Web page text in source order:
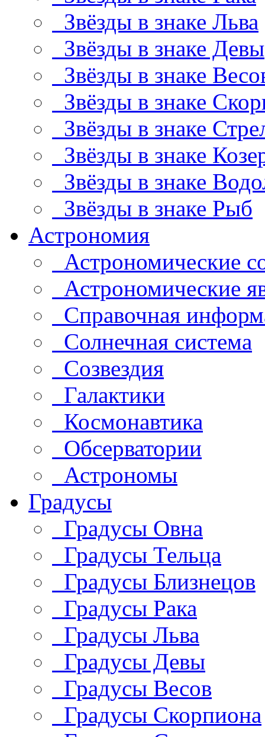
Звёзды в знаке Льва
Звёзды в знаке Девы
Звёзды в знаке
Звёзды в знаке
Звёзды в знаке
Звёзды в знаке
Звёзды в знаке
Звёзды в знаке Рыб
Астрономия
Астрономические
Астрономические
Справочная
Солнечная система
Созвездия
Галактики
Космонавтика
Обсерватории
Астрономы
Градусы
Градусы Овна
Градусы Тельца
Градусы Близнецов
Градусы Рака
Градусы Льва
Градусы Девы
Градусы Весов
Градусы Скорпиона